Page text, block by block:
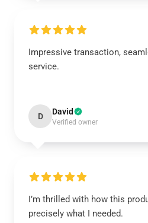
Impressive transaction,
service.
D David
Verified owner
I’m thrilled with how this
precisely what I needed.